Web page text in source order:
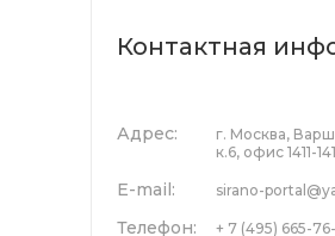
Контактная
Адрес:
г. Москва,
к.6, офис 1411-
E-mail: sirano-
Телефон: + 7 (495) 665-